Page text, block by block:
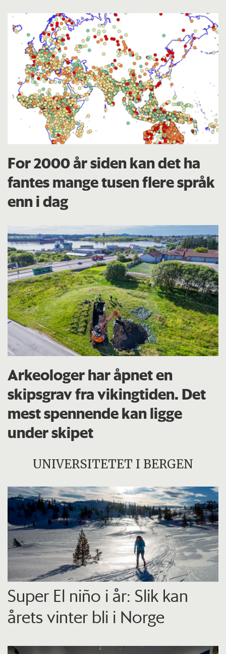
For 2000 år siden kan det ha
fantes mange tusen flere språk
enn i dag
Arkeologer har åpnet en
skipsgrav fra vikingtiden. Det
mest spennende kan ligge
under skipet
UNIVERSITETET I BERGEN
Super El niño i år: Slik kan
årets vinter bli i Norge